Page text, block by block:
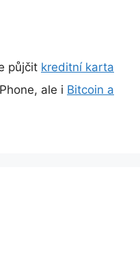
půjčit kreditní karta
ale i Bitcoin a